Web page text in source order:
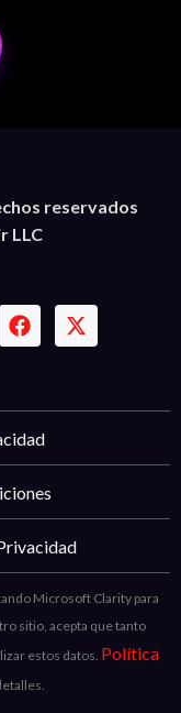
reservados
LLC
Microsoft Clarity para
sitio, acepta que tanto
estos datos. Política